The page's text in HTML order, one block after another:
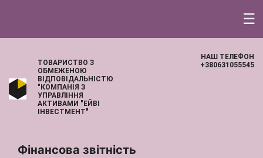
☰
ТОВАРИСТВО З
ОБМЕЖЕНОЮ
ВІДПОВІДАЛЬНІСТЮ
"КОМПАНІЯ З
УПРАВЛІННЯ
АКТИВАМИ "ЕЙВІ
ІНВЕСТМЕНТ"
НАШ ТЕЛЕФОН
+380631055545
Фінансова звітність